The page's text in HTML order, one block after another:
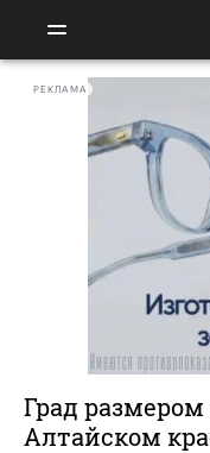
РЕКЛАМА
Град
Алтайском